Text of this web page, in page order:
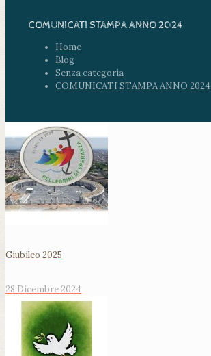
COMUNICATI STAMPA ANNO 2024
Home
Blog
Senza categoria
COMUNICATI STAMPA ANNO 2024
Giubileo 2025
28 Dicembre 2024